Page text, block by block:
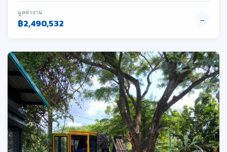
มูลค่างาน
฿2,490,532 →